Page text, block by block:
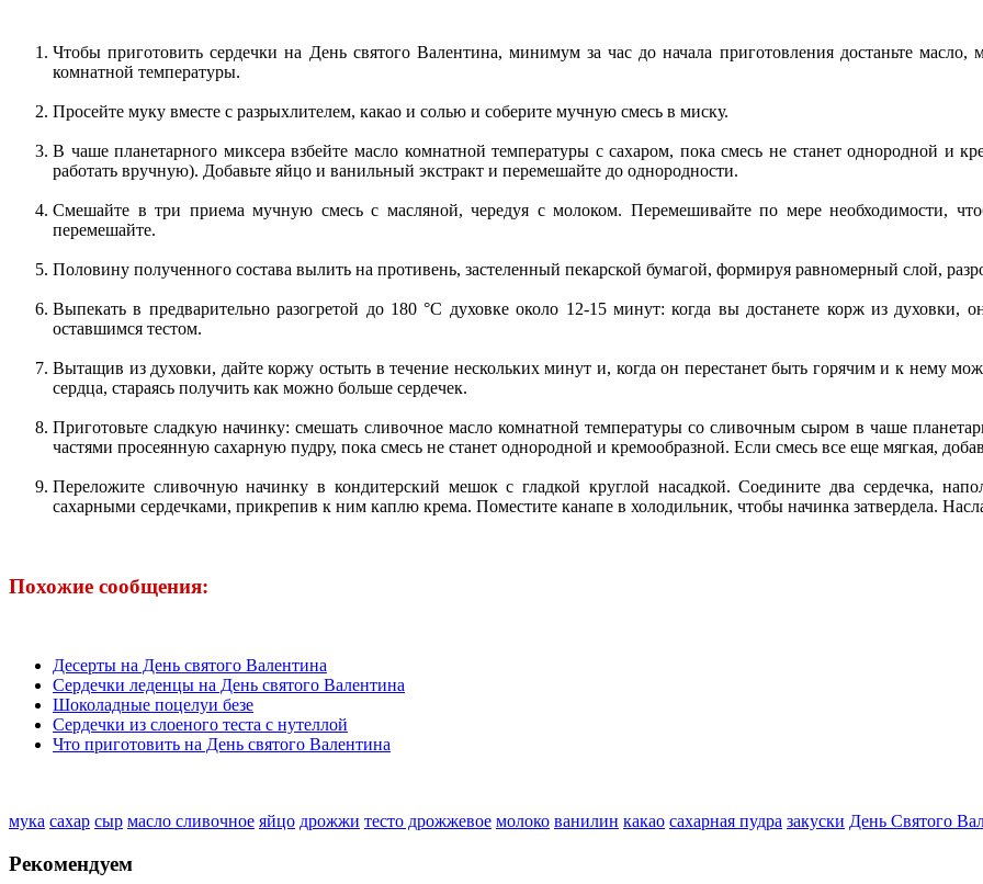
Чтобы приготовить сердечки на День святого Валентина, минимум за час до начала приготовления достаньте
комнатной температуры.
Просейте муку вместе с разрыхлителем, какао и солью и соберите мучную смесь в миску.
В чаше планетарного миксера взбейте масло комнатной температуры с сахаром, пока смесь не станет однородной и
работать вручную). Добавьте яйцо и ванильный экстракт и перемешайте до однородности.
Смешайте в три приема мучную смесь с масляной, чередуя с молоком. Перемешивайте по мере необходимости,
перемешайте.
Половину полученного состава вылить на противень, застеленный пекарской бумагой, формируя равномерный слой,
Выпекать в предварительно разогретой до 180 °С духовке около 12-15 минут: когда вы достанете корж из
оставшимся тестом.
Вытащив из духовки, дайте коржу остыть в течение нескольких минут и, когда он перестанет быть горячим и к нему
сердца, стараясь получить как можно больше сердечек.
Приготовьте сладкую начинку: смешать сливочное масло комнатной температуры со сливочным сыром в чаше
частями просеянную сахарную пудру, пока смесь не станет однородной и кремообразной. Если смесь все еще мягкая,
Переложите сливочную начинку в кондитерский мешок с гладкой круглой насадкой. Соедините два сердечка,
сахарными сердечками, прикрепив к ним каплю крема. Поместите канапе в холодильник, чтобы начинка затвердела.
Похожие сообщения:
Десерты на День святого Валентина
Сердечки леденцы на День святого Валентина
Шоколадные поцелуи безе
Сердечки из слоеного теста с нутеллой
Что приготовить на День святого Валентина
мука сахар сыр масло сливочное яйцо дрожжи тесто дрожжевое молоко ванилин какао сахарная пудра закуски День Святого
Рекомендуем